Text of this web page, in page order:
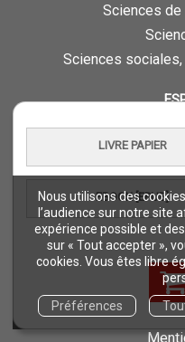
Nous utilisons des
l’audience sur notre site
expérience possible et
sur « Tout accepter »,
cookies. Vous êtes libre
Préférences
LIVRE PAPIER
EBOOK [EPUB]
Sciences de
Sciences
Vous
Vous
Vous
Vous